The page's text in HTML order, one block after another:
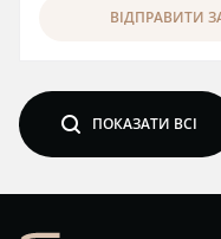
ВІДПРАВИТИ
search ПОКАЗАТИ ВСІ